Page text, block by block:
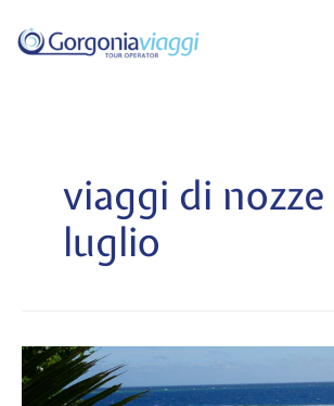
contenuto
viaggi di nozze
luglio